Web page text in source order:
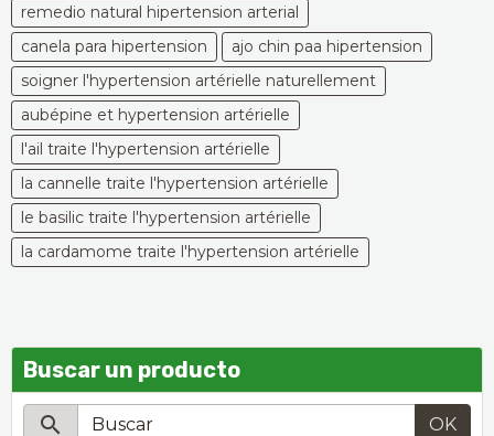
remedio natural hipertension arterial
canela para hipertension
ajo chin paa hipertension
soigner l'hypertension artérielle naturellement
aubépine et hypertension artérielle
l'ail traite l'hypertension artérielle
la cannelle traite l'hypertension artérielle
le basilic traite l'hypertension artérielle
la cardamome traite l'hypertension artérielle
Buscar un producto
OK